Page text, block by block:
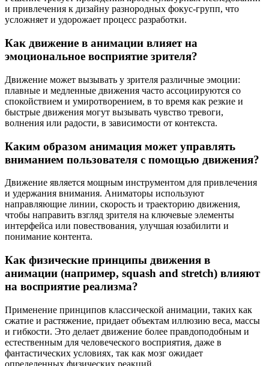
и привлечения к дизайну разнородных фокус-групп, что
усложняет и удорожает процесс разработки.
Как движение в анимации влияет на
эмоциональное восприятие зрителя?
Движение может вызывать у зрителя различные эмоции:
плавные и медленные движения часто ассоциируются со
спокойствием и умиротворением, в то время как резкие и
быстрые движения могут вызывать чувство тревоги,
волнения или радости, в зависимости от контекста.
Каким образом анимация может управлять
вниманием пользователя с помощью движения?
Движение является мощным инструментом для привлечения
и удержания внимания. Аниматоры используют
направляющие линии, скорость и траекторию движения,
чтобы направить взгляд зрителя на ключевые элементы
интерфейса или повествования, улучшая юзабилити и
понимание контента.
Как физические принципы движения в
анимации (например, squash and stretch) влияют
на восприятие реализма?
Применение принципов классической анимации, таких как
сжатие и растяжение, придает объектам иллюзию веса, массы
и гибкости. Это делает движение более правдоподобным и
естественным для человеческого восприятия, даже в
фантастических условиях, так как мозг ожидает
определенных физических реакций.